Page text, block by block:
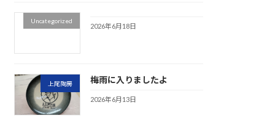
Uncategorized
2026年6月18日
上尾陶房 梅雨に入りましたよ
2026年6月13日